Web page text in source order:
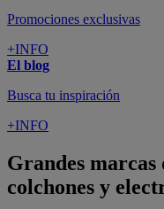
Promociones exclusivas
+INFO
El blog
Busca tu inspiración
+INFO
Grandes marcas
colchones y